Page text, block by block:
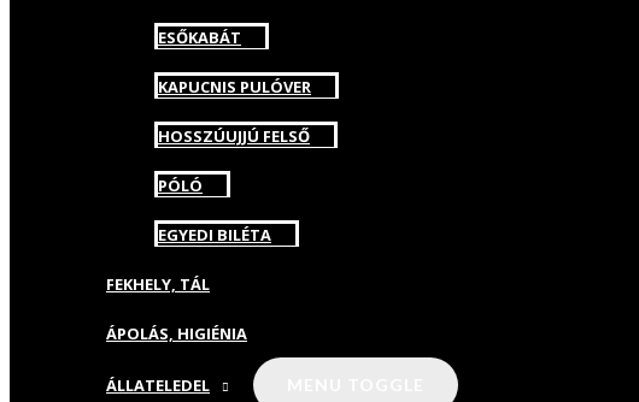
ESŐKABÁT
KAPUCNIS PULÓVER
HOSSZÚUJJÚ FELSŐ
PÓLÓ
EGYEDI BILÉTA
FEKHELY, TÁL
ÁPOLÁS, HIGIÉNIA
ÁLLATELEDEL